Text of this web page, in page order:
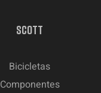
SCOTT
Bicicletas
Componentes